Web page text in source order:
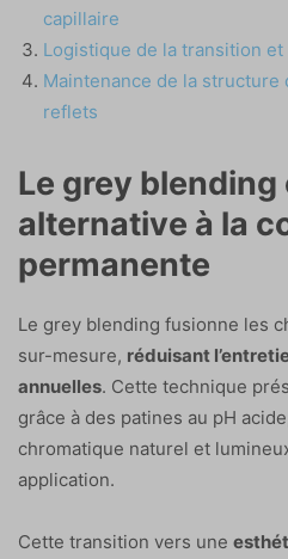
capillaire
Logistique de la transition
Maintenance de la
reflets
Le grey blending
alternative à la
permanente
Le grey blending fusionne les
sur-mesure, réduisant
annuelles. Cette technique
grâce à des patines au pH
chromatique naturel et
application.
Cette transition vers une